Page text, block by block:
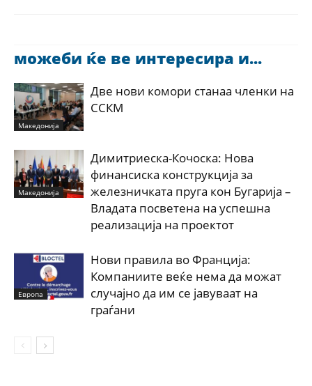
можеби ќе ве интересира и...
Македонија
Две нови комори станаа членки на
ССКМ
Македонија
Димитриеска-Кочоска: Нова
финансиска конструкција за
железничката пруга кон Бугарија –
Владата посветена на успешна
реализација на проектот
Европа
Нови правила во Франција:
Компаниите веќе нема да можат
случајно да им се јавуваат на
граѓани